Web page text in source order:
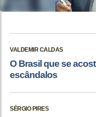
VALDEMIR CALDAS
O Brasil que se
escândalos
SÉRGIO PIRES